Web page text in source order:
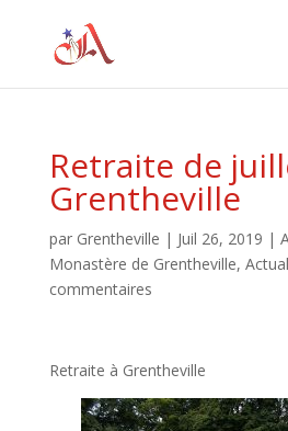
Retraite de
Grentheville
par Grentheville | Juil 26, 2019 |
Monastère de Grentheville,
commentaires
Retraite à Grentheville